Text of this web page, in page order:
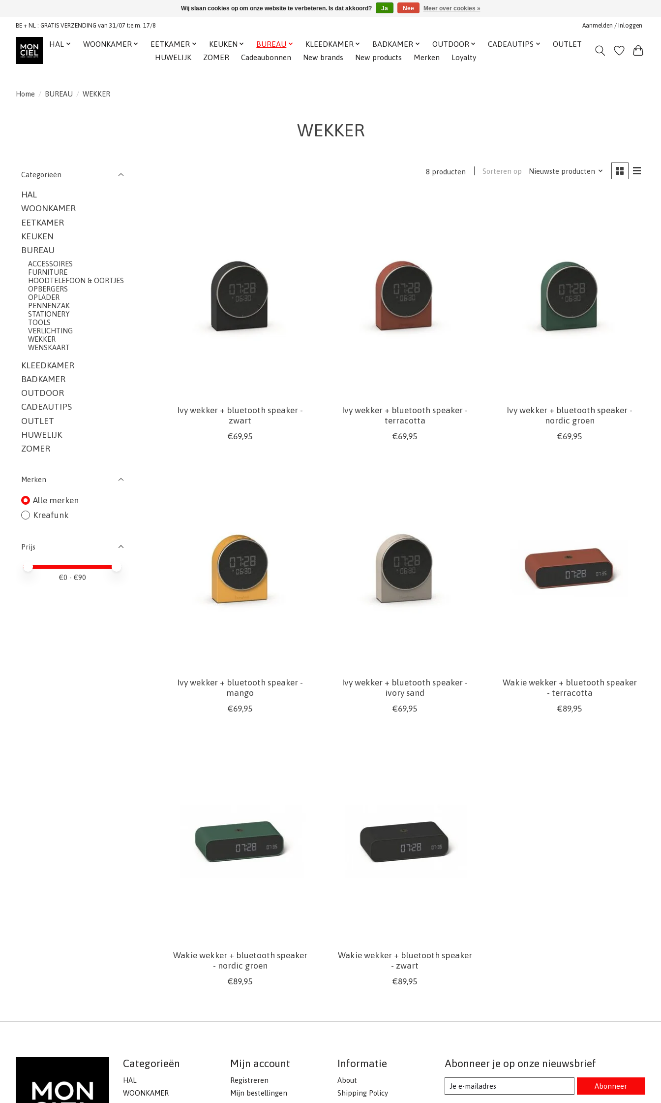
BE + NL : GRATIS VERZENDING van 31/07 t;e.m. 17/8 Aanmelden / Inloggen
HAL WOONKAMER EETKAMER KEUKEN BUREAU KLEEDKAMER BADKAMER OUTDOOR CADEAUTIPS
OUTLET
HUWELIJK
ZOMER Cadeaubonnen New brands New products Merken Loyalty
Home / BUREAU / WEKKER
WEKKER
Categorieën
HAL
WOONKAMER
EETKAMER
KEUKEN
BUREAU
ACCESSOIRES
FURNITURE
HOODTELEFOON & OORTJES
OPBERGERS
OPLADER
PENNENZAK
STATIONERY
TOOLS
VERLICHTING
WEKKER
WENSKAART
KLEEDKAMER
BADKAMER
OUTDOOR
CADEAUTIPS
OUTLET
HUWELIJK
ZOMER
Merken
Alle merken
Kreafunk
Prijs
Minimale prijswaarde
Price maximum value
€0 - €90
8 producten Sorteren op Nieuwste producten
Ivy wekker + bluetooth speaker -
zwart
€69,95
Ivy wekker + bluetooth speaker -
terracotta
€69,95
Ivy wekker + bluetooth speaker -
nordic groen
€69,95
Ivy wekker + bluetooth speaker -
mango
€69,95
Ivy wekker + bluetooth speaker -
ivory sand
€69,95
Wakie wekker + bluetooth speaker
- terracotta
€89,95
Wakie wekker + bluetooth speaker
- nordic groen
€89,95
Wakie wekker + bluetooth speaker
- zwart
€89,95
Categorieën
HAL
WOONKAMER
Mijn account
Registreren
Mijn bestellingen
Informatie
About
Shipping Policy
Abonneer je op onze nieuwsbrief
Abonneer
Wij slaan cookies op om onze website te verbeteren. Is dat akkoord? Ja Nee Meer over cookies »